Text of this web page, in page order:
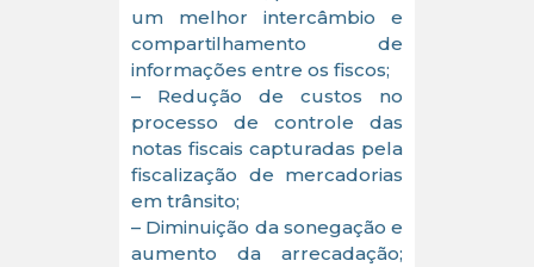
um melhor intercâmbio e
compartilhamento de
informações entre os fiscos;
– Redução de custos no
processo de controle das
notas fiscais capturadas pela
fiscalização de mercadorias
em trânsito;
– Diminuição da sonegação e
aumento da arrecadação;